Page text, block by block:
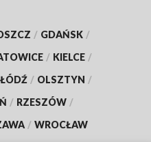
/ GDAŃSK /
/ KIELCE /
ŁÓDŹ / OLSZTYN /
/ RZESZÓW /
/ WROCŁAW